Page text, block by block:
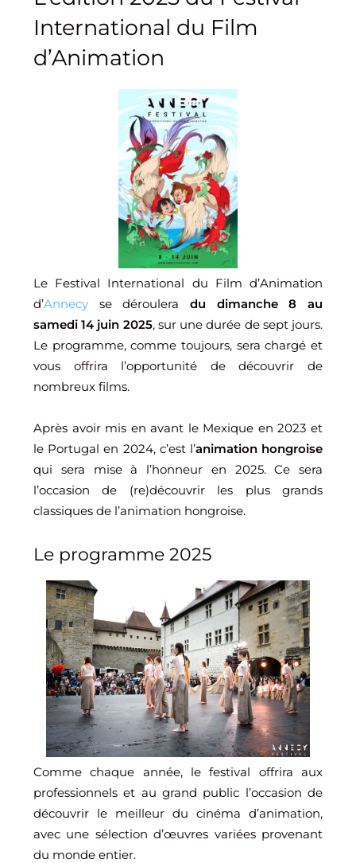
International du Film
d’Animation
Le Festival International du Film d’Animation
d’Annecy se déroulera du dimanche 8 au
samedi 14 juin 2025, sur une durée de sept jours.
Le programme, comme toujours, sera chargé et
vous offrira l’opportunité de découvrir de
nombreux films.
Après avoir mis en avant le Mexique en 2023 et
le Portugal en 2024, c’est l’animation hongroise
qui sera mise à l’honneur en 2025. Ce sera
l’occasion de (re)découvrir les plus grands
classiques de l’animation hongroise.
Le programme 2025
Comme chaque année, le festival offrira aux
professionnels et au grand public l’occasion de
découvrir le meilleur du cinéma d’animation,
avec une sélection d’œuvres variées provenant
du monde entier.